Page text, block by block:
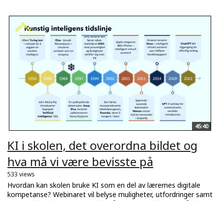
45:40
KI i skolen, det overordna bildet og
hva må vi være bevisste på
533 views
Hvordan kan skolen bruke KI som en del av lærernes digitale
kompetanse? Webinaret vil belyse muligheter, utfordringer samt